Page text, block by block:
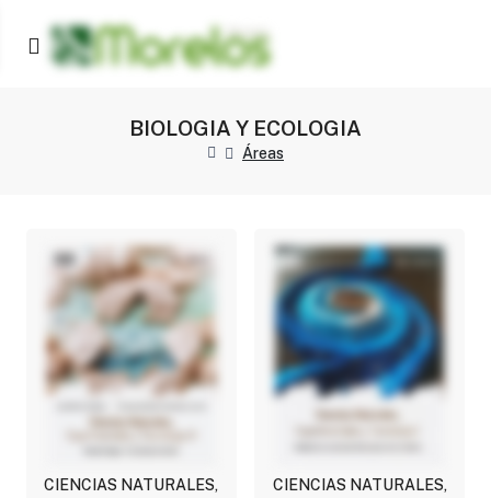
BIOLOGIA Y ECOLOGIA
Áreas
CIENCIAS NATURALES,
CIENCIAS NATURALES,